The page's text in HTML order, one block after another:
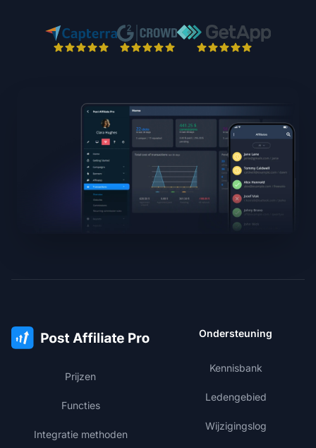
Prijzen
Functies
Integratie methoden
Ondersteuning
Kennisbank
Ledengebied
Wijzigingslog